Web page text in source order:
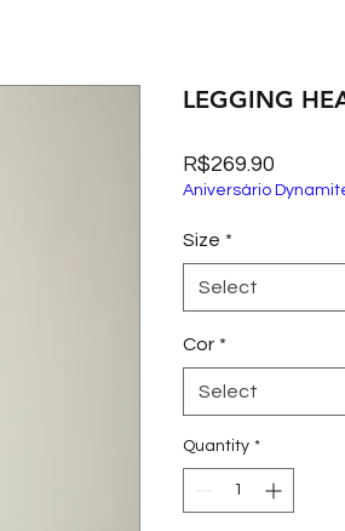
LEGGING
R$269.90
Aniversário
Size *
Select
Cor *
Select
Quantity *